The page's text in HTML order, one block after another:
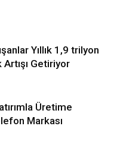
Yıllık 1,9 trilyon
Artışı Getiriyor
Üretime
Markası